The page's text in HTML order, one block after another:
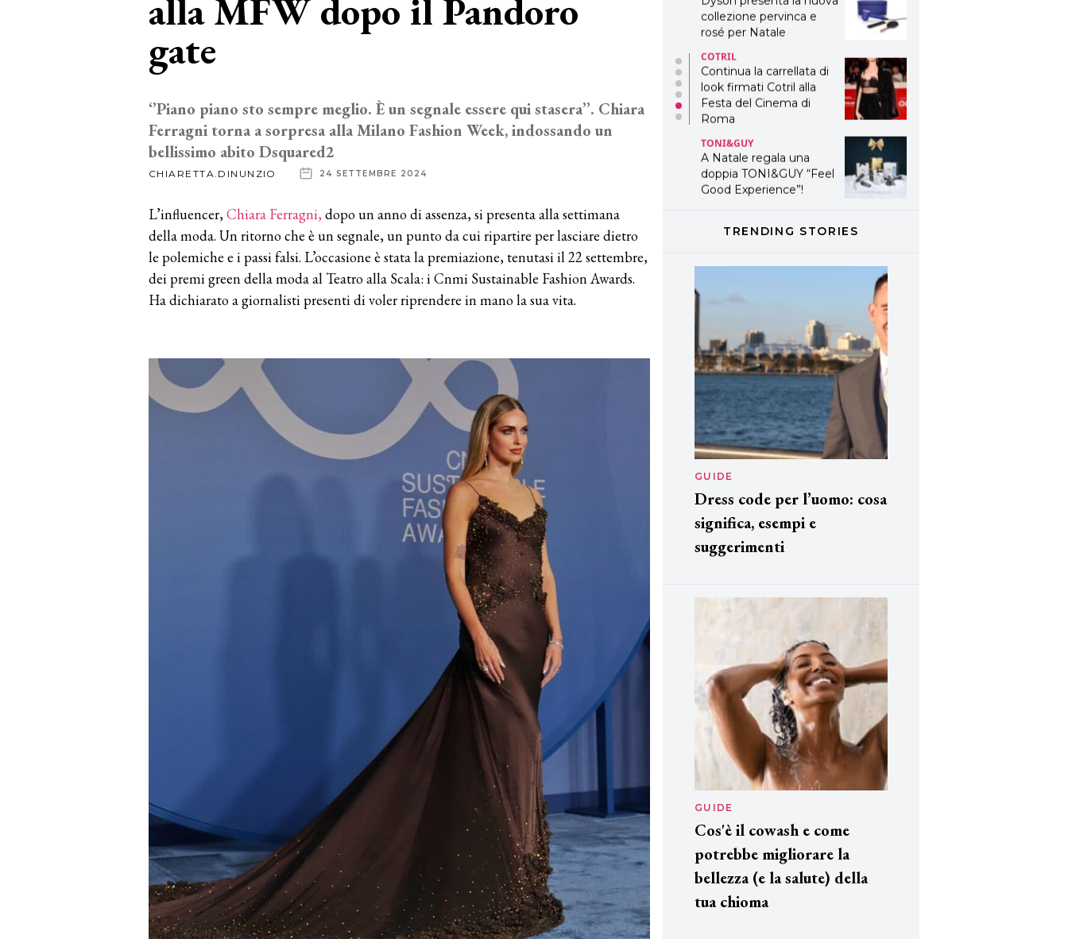
alla MFW dopo il Pandoro
gate
‘’Piano piano sto sempre meglio. È un segnale essere qui stasera’’. Chiara
Ferragni torna a sorpresa alla Milano Fashion Week, indossando un
bellissimo abito Dsquared2
CHIARETTA.DINUNZIO 24 SETTEMBRE 2024
L’influencer, Chiara Ferragni, dopo un anno di assenza, si presenta alla settimana
della moda. Un ritorno che è un segnale, un punto da cui ripartire per lasciare dietro
le polemiche e i passi falsi. L’occasione è stata la premiazione, tenutasi il 22 settembre,
dei premi green della moda al Teatro alla Scala: i Cnmi Sustainable Fashion Awards.
Ha dichiarato a giornalisti presenti di voler riprendere in mano la sua vita.
collezione pervinca e
rosé per Natale
COTRIL
Continua la carrellata di
look firmati Cotril alla
Festa del Cinema di
Roma
TONI&GUY
A Natale regala una
doppia TONI&GUY “Feel
Good Experience”!
LABEL.M lancia la sua
DAVINES
cofanetti beauty preziosi
per un regalo adatto ad
ogni capello
TRENDING STORIES
GUIDE
Dress code per l’uomo: cosa
significa, esempi e
suggerimenti
GUIDE
Cos'è il cowash e come
potrebbe migliorare la
bellezza (e la salute) della
tua chioma